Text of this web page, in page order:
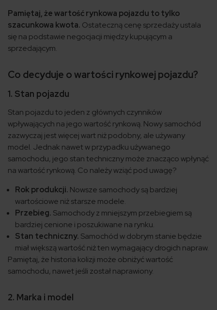
Pamiętaj, że wartość rynkowa pojazdu to tylko
szacunkowa kwota. Ostateczną cenę sprzedaży ustala
się na podstawie negocjacji między kupującym a
sprzedającym.
Co decyduje o wartości rynkowej pojazdu?
1. Stan pojazdu
Stan pojazdu to jeden z głównych czynników
wpływających na jego wartość rynkową. Nowy samochód
zazwyczaj jest więcej wart niż podobny, ale używany
model. Jednak nawet w przypadku używanego
samochodu, jego stan techniczny może znacząco wpłynąć
na wartość rynkową. Co należy wziąć pod uwagę?
Rok produkcji. Nowsze samochody są bardziej
wartościowe niż starsze modele.
Przebieg. Samochody z mniejszym przebiegiem są
bardziej cenione i poszukiwane na rynku.
Stan techniczny. Samochód w dobrym stanie będzie
miał większą wartość niż ten wymagający drogich napraw.
Pamiętaj, że historia kolizji może obniżyć wartość
samochodu, nawet jeśli został naprawiony.
2. Marka i model